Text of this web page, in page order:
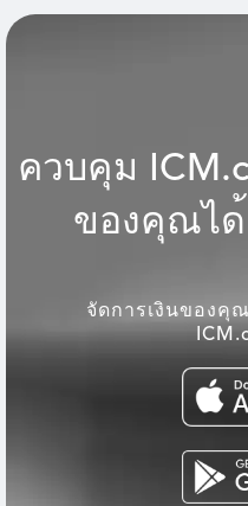
ควบคม ICM.c
ของคณ ได
จัดการเงินของคุ